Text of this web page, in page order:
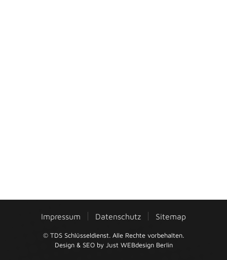
© TDS Schlüsseldienst. Alle Rechte vorbehalten.
Design & SEO by Just WEBdesign Berlin
Impressum Datenschutz Sitemap